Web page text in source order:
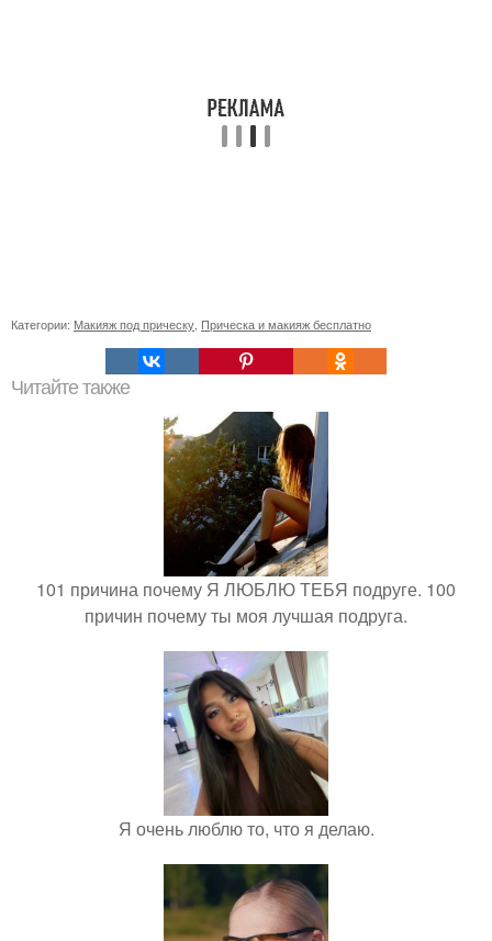
Категории: Макияж под прическу Прическа и макияж бесплатно
Читайте также
101 причина почему Я ЛЮБЛЮ ТЕБЯ подруге. 100
причин почему ты моя лучшая подруга.
Я очень люблю то, что я делаю.